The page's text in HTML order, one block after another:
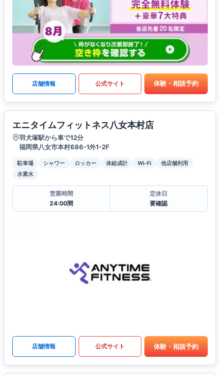
店舗情報 公式サイト 体験・相談予約
エニタイムフィットネス八女本村店
羽犬塚駅から車で12分
福岡県八女市本村686-1外1-2F
駐車場 シャワー ロッカー 体組成計 Wi-Fi
他店舗利用
水素水
営業時間
24:00間
定休日
要確認
店舗情報 公式サイト 体験・相談予約